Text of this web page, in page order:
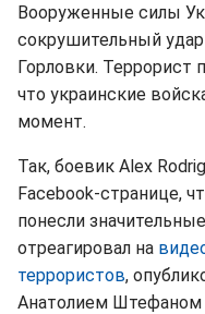
Вооруженные силы
сокрушительный
Горловки. Террорист
что украинские
момент.
Так, боевик Alex
Facebook-странице,
понесли
отреагировал на
террористов,
Анатолием